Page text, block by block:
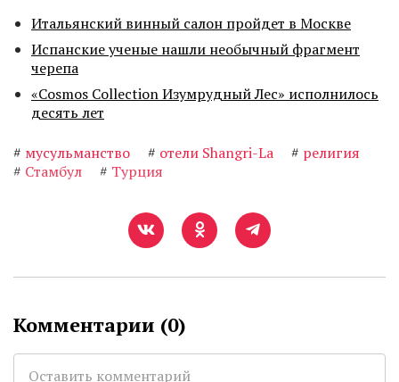
Итальянский винный салон пройдет в Москве
Испанские ученые нашли необычный фрагмент
черепа
«Cosmos Collection Изумрудный Лес» исполнилось
десять лет
# мусульманство # отели Shangri-La # религия
# Стамбул # Турция
Комментарии (0)